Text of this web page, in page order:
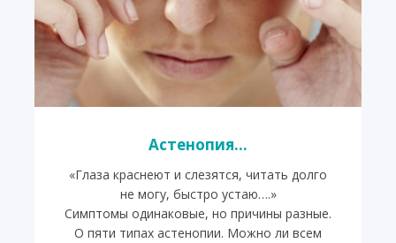
Астенопия...
«Глаза краснеют и слезятся, читать долго
не могу, быстро устаю….»
Симптомы одинаковые, но причины разные.
О пяти типах астенопии. Можно ли всем